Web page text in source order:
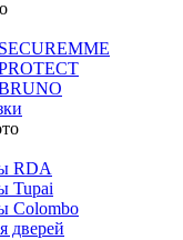
RDA
Tupai
Colombo
дверей